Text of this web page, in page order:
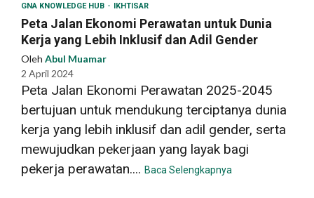
GNA KNOWLEDGE HUB IKHTISAR
Peta Jalan Ekonomi Perawatan untuk Dunia
Kerja yang Lebih Inklusif dan Adil Gender
Oleh Abul Muamar
2 April 2024
Peta Jalan Ekonomi Perawatan 2025-2045
bertujuan untuk mendukung terciptanya dunia
kerja yang lebih inklusif dan adil gender, serta
mewujudkan pekerjaan yang layak bagi
pekerja perawatan.... Baca Selengkapnya